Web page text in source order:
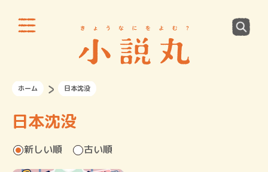
ホーム 日本沈没
日本沈没
新しい順 古い順